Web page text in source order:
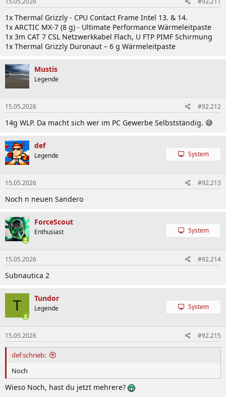
e
n
:
1x Thermal Grizzly - CPU Contact Frame Intel 13. & 14.
1x ARCTIC MX-7 (8 g) - Ultimate Performance Wärmeleitpaste
1x 3m CAT 7 CSL Netzwerkkabel Flach, U FTP PIMF Schirmung
1x Thermal Grizzly Duronaut – 6 g Wärmeleitpaste
Mustis
Legende
15.05.2026 #92.212
14g WLP. Da macht sich wer im PC Gewerbe Selbstständig. 😅
def
Legende System
15.05.2026 #92.213
Noch n neuen Sandero
ForceScout
Enthusiast System
15.05.2026 #92.214
Subnautica 2
T Tundor
Legende System
15.05.2026 #92.215
def schrieb:
Noch
Wieso Noch, hast du jetzt mehrere?